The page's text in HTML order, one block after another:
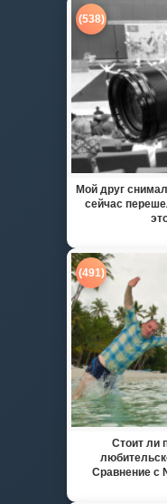
(538)
Мой друг
сейчас
(491)
Стоит ли
Сравнение с